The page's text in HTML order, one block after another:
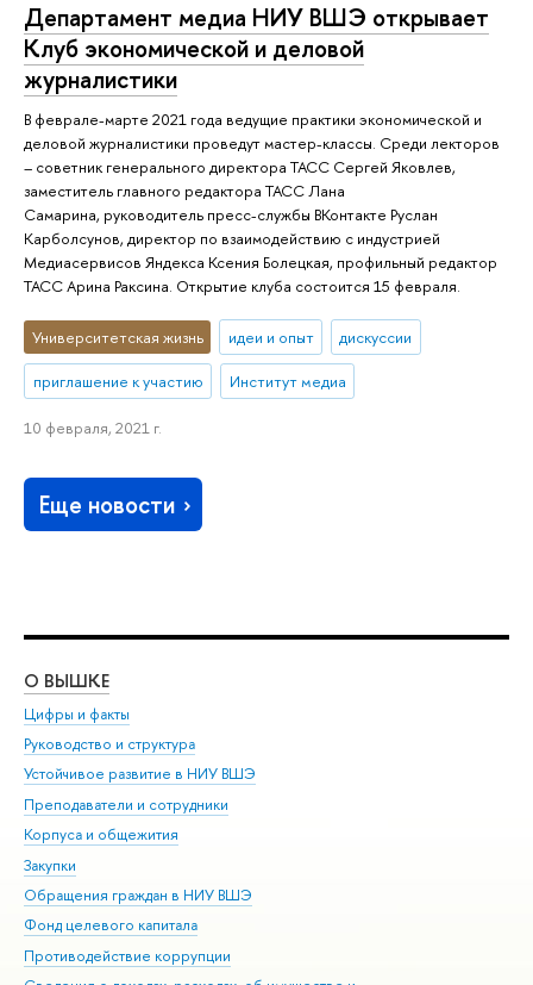
Департамент медиа НИУ ВШЭ открывает
Клуб экономической и деловой
журналистики
В феврале-марте 2021 года ведущие практики экономической и
деловой журналистики проведут мастер-классы. Среди лекторов
– советник генерального директора ТАСС Сергей Яковлев,
заместитель главного редактора ТАСС Лана
Самарина, руководитель пресс-службы ВКонтакте Руслан
Карболсунов, директор по взаимодействию с индустрией
Медиасервисов Яндекса Ксения Болецкая, профильный редактор
ТАСС Арина Раксина. Открытие клуба состоится 15 февраля.
Университетская жизнь идеи и опыт дискуссии
приглашение к участию Институт медиа
10 февраля, 2021 г.
Еще новости
О ВЫШКЕ
Цифры и факты
Руководство и структура
Устойчивое развитие в НИУ ВШЭ
Преподаватели и сотрудники
Корпуса и общежития
Закупки
Обращения граждан в НИУ ВШЭ
Фонд целевого капитала
Противодействие коррупции